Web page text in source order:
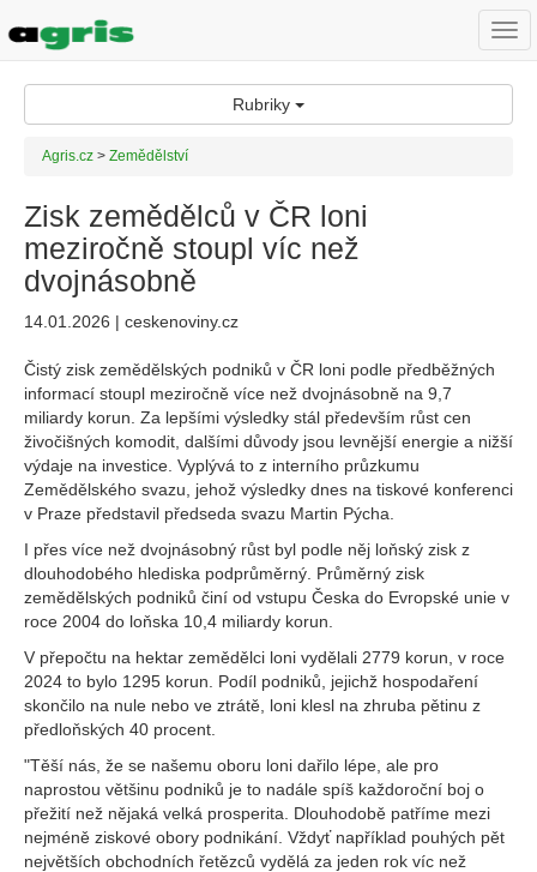
Rubriky
Agris.cz > Zemědělství
Zisk zemědělců v ČR loni
meziročně stoupl víc než
dvojnásobně
14.01.2026 | ceskenoviny.cz
Čistý zisk zemědělských podniků v ČR loni podle předběžných
informací stoupl meziročně více než dvojnásobně na 9,7
miliardy korun. Za lepšími výsledky stál především růst cen
živočišných komodit, dalšími důvody jsou levnější energie a nižší
výdaje na investice. Vyplývá to z interního průzkumu
Zemědělského svazu, jehož výsledky dnes na tiskové konferenci
v Praze představil předseda svazu Martin Pýcha.
I přes více než dvojnásobný růst byl podle něj loňský zisk z
dlouhodobého hlediska podprůměrný. Průměrný zisk
zemědělských podniků činí od vstupu Česka do Evropské unie v
roce 2004 do loňska 10,4 miliardy korun.
V přepočtu na hektar zemědělci loni vydělali 2779 korun, v roce
2024 to bylo 1295 korun. Podíl podniků, jejichž hospodaření
skončilo na nule nebo ve ztrátě, loni klesl na zhruba pětinu z
předloňských 40 procent.
"Těší nás, že se našemu oboru loni dařilo lépe, ale pro
naprostou většinu podniků je to nadále spíš každoroční boj o
přežití než nějaká velká prosperita. Dlouhodobě patříme mezi
nejméně ziskové obory podnikání. Vždyť například pouhých pět
největších obchodních řetězců vydělá za jeden rok víc než